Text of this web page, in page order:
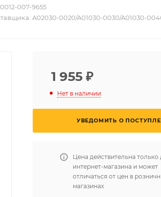
007-9655
A02030-0020/A01030-0030/A01030-
1 955 ₽
Нет в наличии
УВЕДОМИТЬ О
Цена действительна только
интернет-магазина и может
отличаться от цен в
магазинах